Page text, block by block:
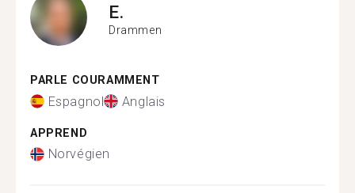
E.
Drammen
PARLE COURAMMENT
Espagnol Anglais
APPREND
Norvégien